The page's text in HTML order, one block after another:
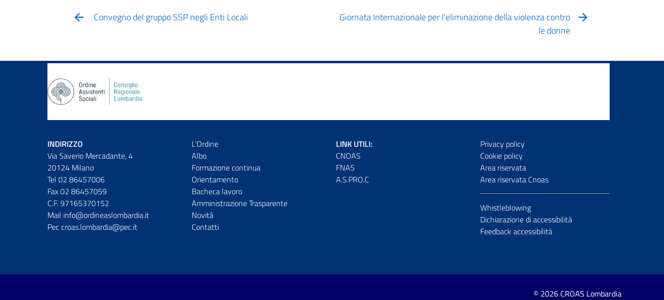
Convegno del gruppo SSP negli Enti Locali
Giornata Internazionale per l’eliminazione della violenza contro
le donne
INDIRIZZO
Via Saverio Mercadante, 4
20124 Milano
Tel 02 86457006
Fax 02 86457059
C.F. 97165370152
Mail info@ordineaslombardia.it
Pec croas.lombardia@pec.it
L'Ordine
Albo
Formazione continua
Orientamento
Bacheca lavoro
Amministrazione Trasparente
Novità
Contatti
LINK UTILI:
CNOAS
FNAS
A.S.PRO.C
Privacy policy
Cookie policy
Area riservata
Area riservata Cnoas
Whistleblowing
Dichiarazione di accessibilità
Feedback accessibilità
© 2026 CROAS Lombardia